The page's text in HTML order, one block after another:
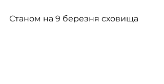
Станом на 9 березня сховища